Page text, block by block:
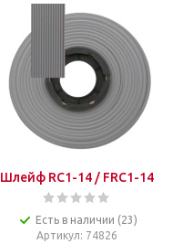
Шлейф RC1-14 / FRC1-14
Есть в наличии (23)
Артикул: 74826